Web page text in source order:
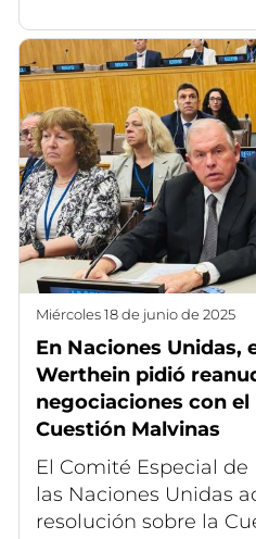
miércoles 18 de junio de 2025
En Naciones Unidas,
Werthein pidió
negociaciones con el
Cuestión Malvinas
El Comité Especial
las Naciones Unidas
resolución sobre la